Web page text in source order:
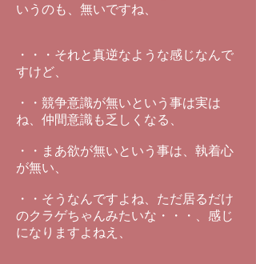
いうのも、無いですね、
・・・それと真逆なような感じなんで
すけど、
・・競争意識が無いという事は実は
ね、仲間意識も乏しくなる、
・・まあ欲が無いという事は、執着心
が無い、
・・そうなんですよね、ただ居るだけ
のクラゲちゃんみたいな・・・、感じ
になりますよねえ、